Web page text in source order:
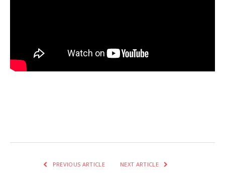
PREVIOUS ARTICLE NEXT ARTICLE